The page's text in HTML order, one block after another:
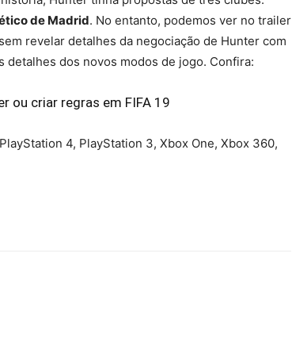
de Madrid. No entanto, podemos ver no trailer
revelar detalhes da negociação de Hunter com
detalhes dos novos modos de jogo. Confira:
ou criar regras em FIFA 19
4, PlayStation 3, Xbox One, Xbox 360,